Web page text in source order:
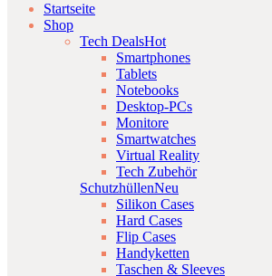
Startseite
Shop
Tech DealsHot
Smartphones
Tablets
Notebooks
Desktop-PCs
Monitore
Smartwatches
Virtual Reality
Tech Zubehör
SchutzhüllenNeu
Silikon Cases
Hard Cases
Flip Cases
Handyketten
Taschen & Sleeves